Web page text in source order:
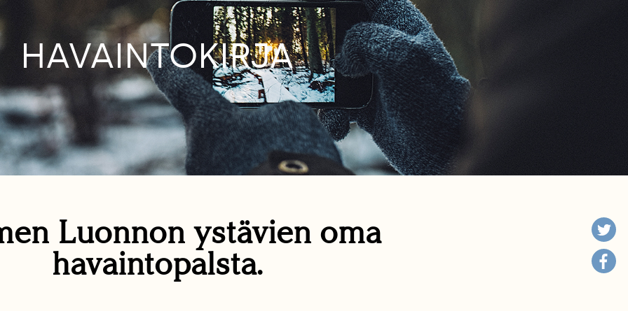
HAVAINTOKIRJA
Luonnon ystävien oma
havaintopalsta.